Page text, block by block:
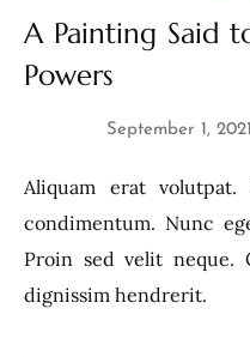
A Painting Said
Powers
September 1, 2021
Aliquam erat
condimentum. Nunc
Proin sed velit
dignissim hendrerit.